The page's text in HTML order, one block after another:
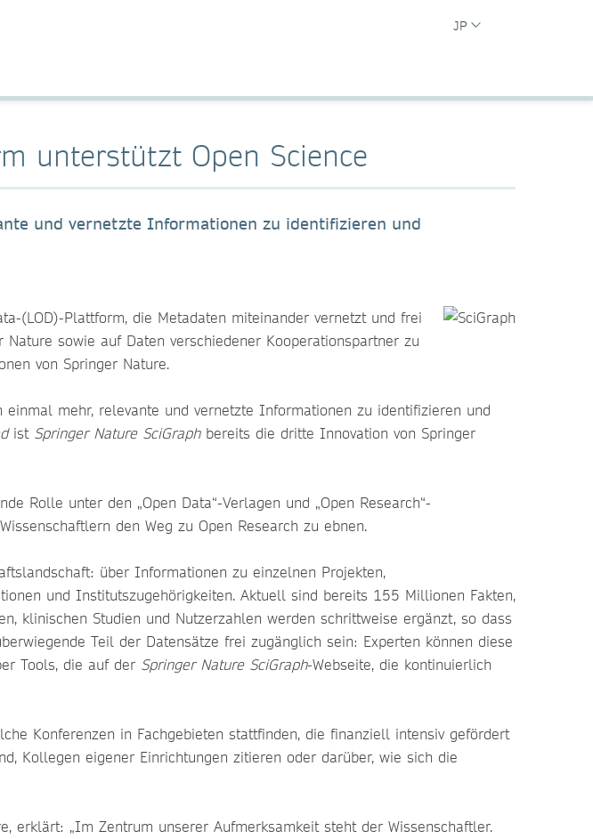
JP
unterstützt Open Science
und vernetzte Informationen zu identifizieren und
(LOD)-Plattform, die Metadaten miteinander vernetzt und frei
sowie auf Daten verschiedener Kooperationspartner zu
von Springer Nature.
mehr, relevante und vernetzte Informationen zu identifizieren und
ist Springer Nature SciGraphbereits die dritte Innovation von Springer
Rolle unter den „Open Data“-Verlagen und „Open Research“-
den Weg zu Open Research zu ebnen.
über Informationen zu einzelnen Projekten,
und Institutszugehörigkeiten. Aktuell sind bereits 155 Millionen Fakten,
klinischen Studien und Nutzerzahlen werden schrittweise ergänzt, so dass
Teil der Datensätze frei zugänglich sein: Experten können diese
Tools, die auf der Springer Nature SciGraph-Webseite, die kontinuierlich
Konferenzen in Fachgebieten stattfinden, die finanziell intensiv gefördert
Kollegen eigener Einrichtungen zitieren oder darüber, wie sich die
erklärt: „Im Zentrum unserer Aufmerksamkeit steht der Wissenschaftler.